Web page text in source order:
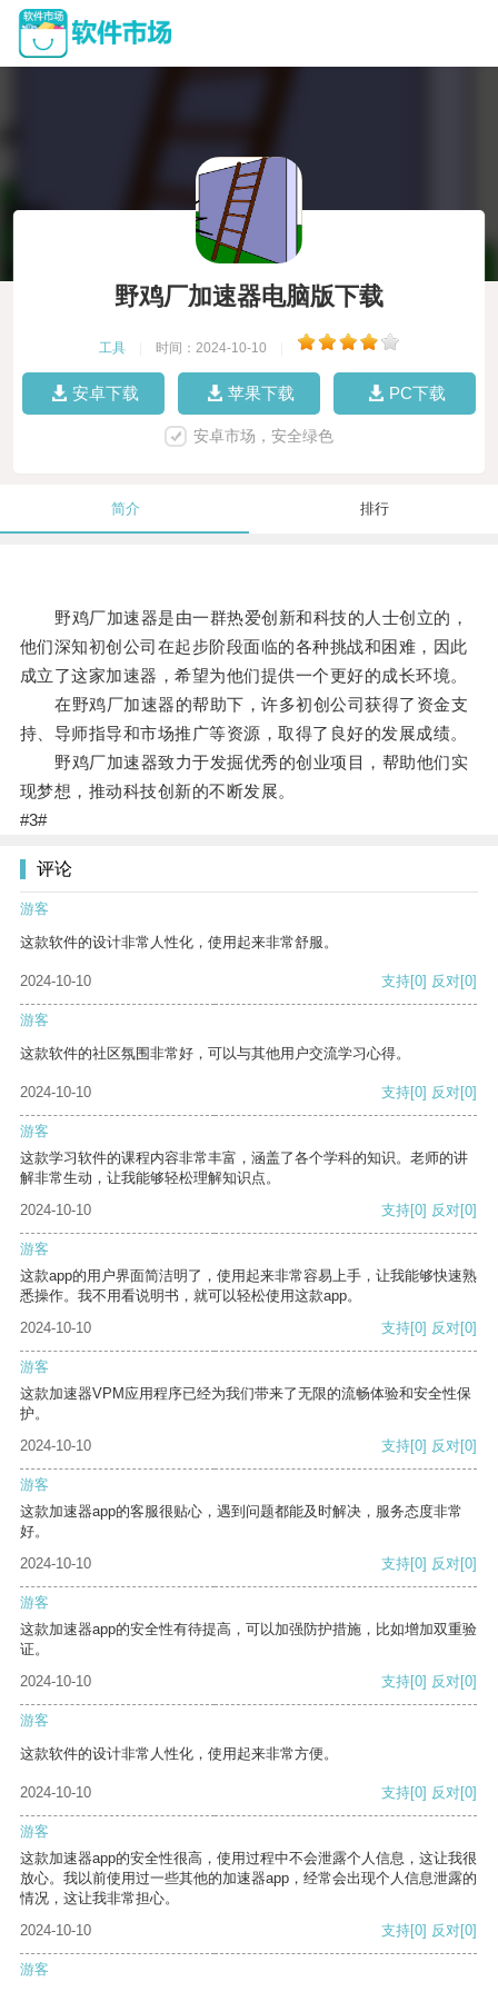
野鸡厂加速器电脑版下载
工具 时间：2024-10-10
安卓下载 苹果下载 PC下载
安卓市场，安全绿色
简介 排行
野鸡厂加速器是由一群热爱创新和科技的人士创立的，
他们深知初创公司在起步阶段面临的各种挑战和困难，因此
成立了这家加速器，希望为他们提供一个更好的成长环境。
在野鸡厂加速器的帮助下，许多初创公司获得了资金支
持、导师指导和市场推广等资源，取得了良好的发展成绩。
野鸡厂加速器致力于发掘优秀的创业项目，帮助他们实
现梦想，推动科技创新的不断发展。
#3#
评论
游客
这款软件的设计非常人性化，使用起来非常舒服。
2024-10-10 支持[0] 反对[0]
游客
这款软件的社区氛围非常好，可以与其他用户交流学习心得。
2024-10-10 支持[0] 反对[0]
游客
这款学习软件的课程内容非常丰富，涵盖了各个学科的知识。老师的讲
解非常生动，让我能够轻松理解知识点。
2024-10-10
支持[0] 反对[0]
游客
这款app的用户界面简洁明了，使用起来非常容易上手，让我能够快速熟
悉操作。我不用看说明书，就可以轻松使用这款app。
2024-10-10
支持[0] 反对[0]
游客
这款加速器VPM应用程序已经为我们带来了无限的流畅体验和安全性保
护。
2024-10-10
支持[0] 反对[0]
游客
这款加速器app的客服很贴心，遇到问题都能及时解决，服务态度非常
好。
2024-10-10
支持[0] 反对[0]
游客
这款加速器app的安全性有待提高，可以加强防护措施，比如增加双重验
证。
2024-10-10
支持[0] 反对[0]
游客
这款软件的设计非常人性化，使用起来非常方便。
2024-10-10 支持[0] 反对[0]
游客
这款加速器app的安全性很高，使用过程中不会泄露个人信息，这让我很
放心。我以前使用过一些其他的加速器app，经常会出现个人信息泄露的
情况，这让我非常担心。
2024-10-10
支持[0] 反对[0]
游客